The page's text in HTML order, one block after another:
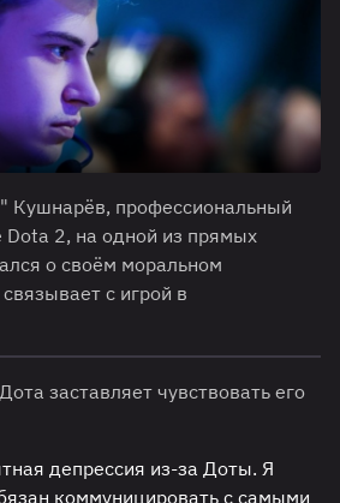
Кушнарёв, профессиональный
Dota 2, на одной из прямых
о своём моральном
с игрой в
заставляет чувствовать его
депрессия из-за Доты. Я
коммуницировать с самыми